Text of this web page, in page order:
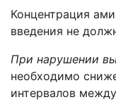
Концентрация
введения не
При нарушении
необходимо
интервалов